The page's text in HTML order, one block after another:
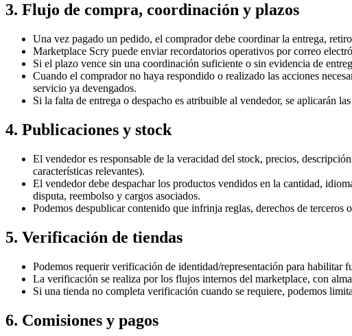
3. Flujo de compra, coordinación y plazos
Una vez pagado un pedido, el comprador debe coordinar la entrega,
Marketplace Scry puede enviar recordatorios operativos por correo
Si el plazo vence sin una coordinación suficiente o sin evidencia de
Cuando el comprador no haya respondido o realizado las acciones
servicio ya devengados.
Si la falta de entrega o despacho es atribuible al vendedor, se aplicarán
4. Publicaciones y stock
El vendedor es responsable de la veracidad del stock, precios,
características relevantes).
El vendedor debe despachar los productos vendidos en la cantidad,
disputa, reembolso y cargos asociados.
Podemos despublicar contenido que infrinja reglas, derechos de terceros
5. Verificación de tiendas
Podemos requerir verificación de identidad/representación para habilitar
La verificación se realiza por los flujos internos del marketplace, con
Si una tienda no completa verificación cuando se requiere, podemos
6. Comisiones y pagos